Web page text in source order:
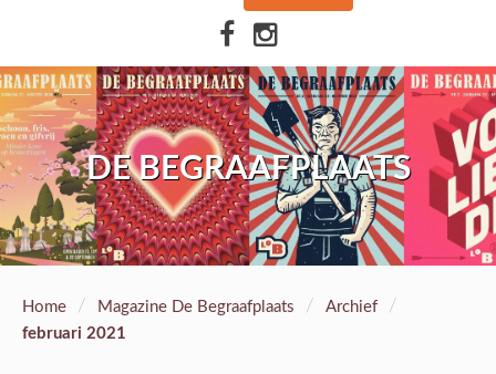
DE BEGRAAFPLAATS
Home / Magazine De Begraafplaats / Archief /
februari 2021